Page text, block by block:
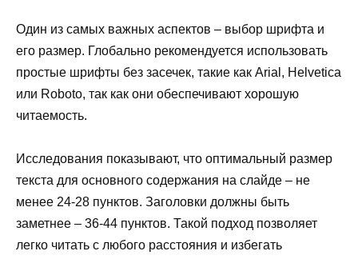
Один из самых важных аспектов – выбор шрифта и
его размер. Глобально рекомендуется использовать
простые шрифты без засечек, такие как Arial, Helvetica
или Roboto, так как они обеспечивают хорошую
читаемость.
Исследования показывают, что оптимальный размер
текста для основного содержания на слайде – не
менее 24-28 пунктов. Заголовки должны быть
заметнее – 36-44 пунктов. Такой подход позволяет
легко читать с любого расстояния и избегать